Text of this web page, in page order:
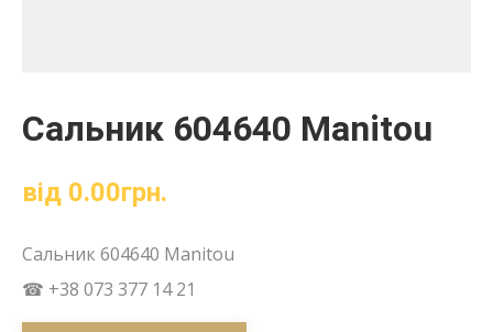
Сальник 604640 Manitou
від 0.00грн.
Сальник 604640 Manitou
☎ +38 073 377 14 21